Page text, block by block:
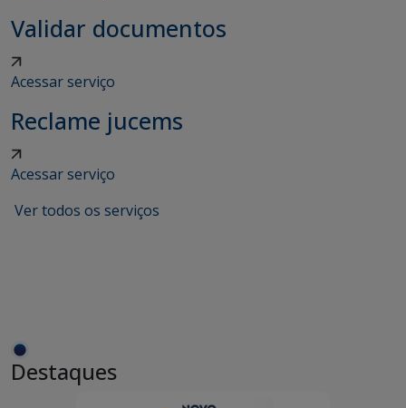
Validar documentos
Acessar serviço
Reclame jucems
Acessar serviço
Ver todos os serviços
Destaques